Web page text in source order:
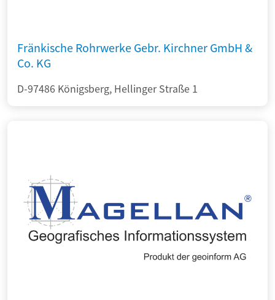
Fränkische Rohrwerke Gebr. Kirchner GmbH &
Co. KG
D-97486 Königsberg, Hellinger Straße 1